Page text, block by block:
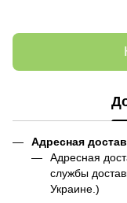
Адресная
Адресная
службы
Украине.)